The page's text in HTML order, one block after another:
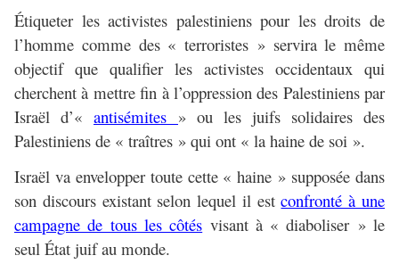
Étiqueter les activistes palestiniens pour les droits de
l’homme comme des « terroristes » servira le même
objectif que qualifier les activistes occidentaux qui
cherchent à mettre fin à l’oppression des Palestiniens par
Israël d’« antisémites » ou les juifs solidaires des
Palestiniens de « traîtres » qui ont « la haine de soi ».
Israël va envelopper toute cette « haine » supposée dans
son discours existant selon lequel il estconfronté à une
campagne de tous les côtés visant à « diaboliser » le
seul État juif au monde.